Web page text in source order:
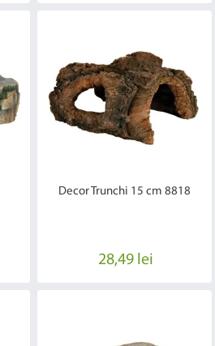
Decor Trunchi 15 cm 8818
28,49 lei